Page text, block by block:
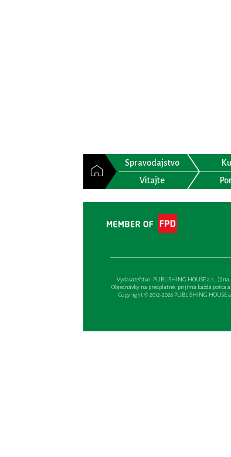
Spravodajstvo
Vitajte
Vydavateľsťvo: PUBLISHING HOUSE a.s., Jána
Objednávky na predplatné: prijíma každá pošta
Copyright © 2012-2026 PUBLISHING